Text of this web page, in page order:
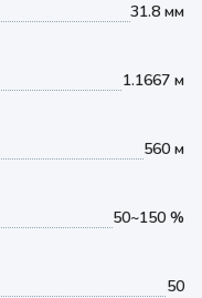
31.8 мм
1.1667 м
560 м
50~150 %
50